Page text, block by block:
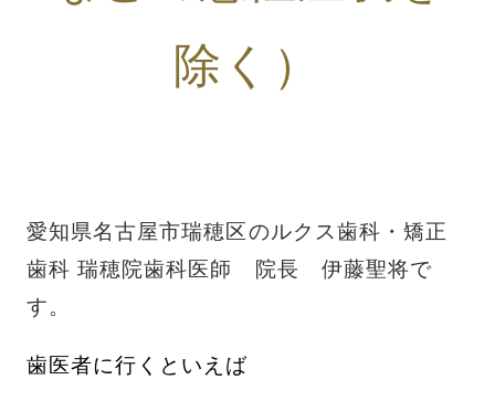
除く）
愛知県名古屋市瑞穂区のルクス歯科・矯正
歯科 瑞穂院歯科医師 院長 伊藤聖将で
す。
歯医者に行くといえば